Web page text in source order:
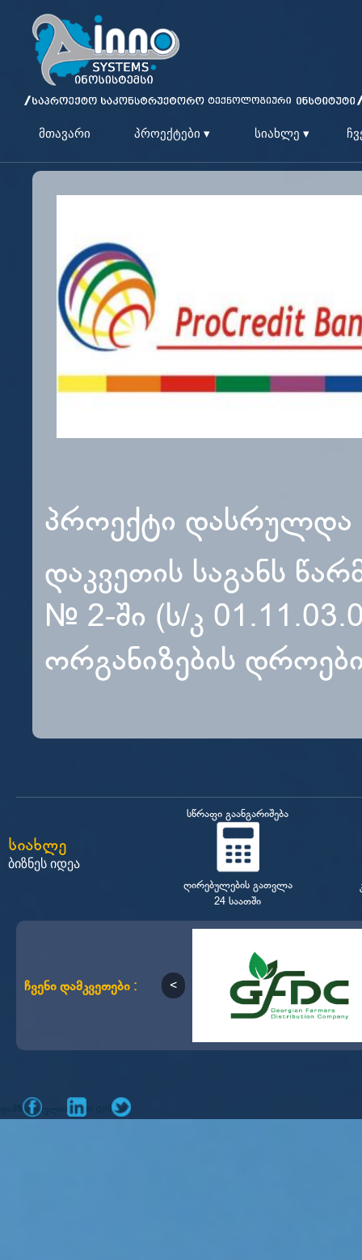
მთავარი პროექტები ▾ სიახლე ▾
პროექტი დასრულდა
დაკვეთის საგანს
№ 2-ში (ს/კ
ორგანიზების
სიახლე
ბიზნეს იდეა
სწრაფი გაანგარიშება
ღირებულების გათვლა
24 საათში
ჩვენი დამკვეთები :
დამზადებულია mone.ge მიერ